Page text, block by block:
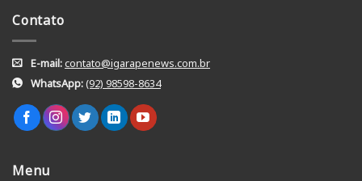
Contato
E-mail:contato@igarapenews.com.br
WhatsApp:(92) 98598-8634
Menu